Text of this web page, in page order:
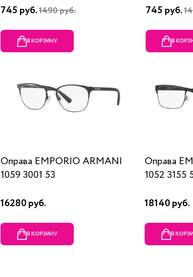
745 руб.1490 руб.
В КОРЗИНУ
745 руб.
В
Оправа EMPORIO ARMANI
1059 3001 53
16280 руб.
В КОРЗИНУ
Оправа
1052 3155
18140 руб.
В